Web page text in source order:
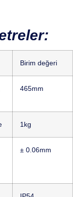
Birim değeri
465mm
1kg
± 0.06mm